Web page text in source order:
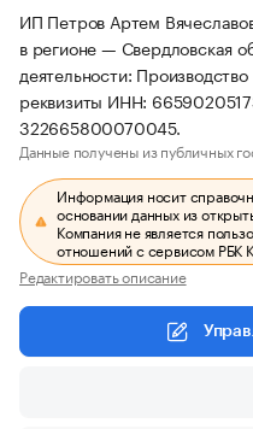
ИП Петров Артем
в регионе — Свердловская
деятельности:
реквизиты ИНН:
322665800070045.
Данные получены из публичных
Информация носит
основании данных из
Компания не является
отношений с сервисом РБК
Редактировать описание